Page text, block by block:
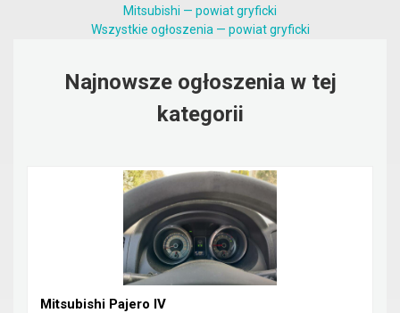
Mitsubishi — powiat gryficki
Wszystkie ogłoszenia — powiat gryficki
Najnowsze ogłoszenia w tej
kategorii
Mitsubishi Pajero IV